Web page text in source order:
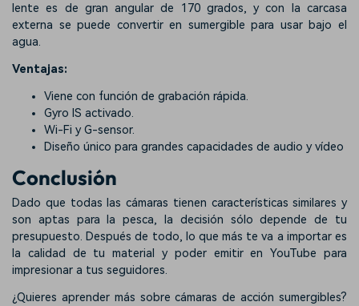
lente es de gran angular de 170 grados, y con la carcasa
externa se puede convertir en sumergible para usar bajo el
agua.
Ventajas:
Viene con función de grabación rápida.
Gyro IS activado.
Wi-Fi y G-sensor.
Diseño único para grandes capacidades de audio y vídeo
Conclusión
Dado que todas las cámaras tienen características similares y
son aptas para la pesca, la decisión sólo depende de tu
presupuesto. Después de todo, lo que más te va a importar es
la calidad de tu material y poder emitir en YouTube para
impresionar a tus seguidores.
¿Quieres aprender más sobre cámaras de acción sumergibles?